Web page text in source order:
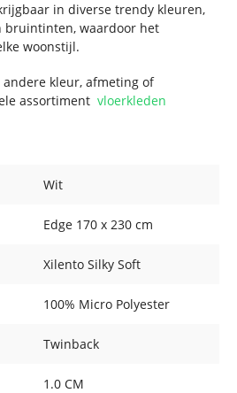
in diverse trendy kleuren,
bruintinten, waardoor het
woonstijl.
andere kleur, afmeting of
assortimentvloerkleden
Wit
Edge 170 x 230 cm
Xilento Silky Soft
100% Micro Polyester
Twinback
1.0 CM